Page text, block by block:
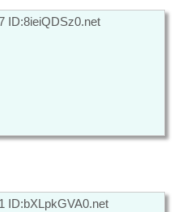
ID:8ieiQDSz0.net
ID:bXLpkGVA0.net